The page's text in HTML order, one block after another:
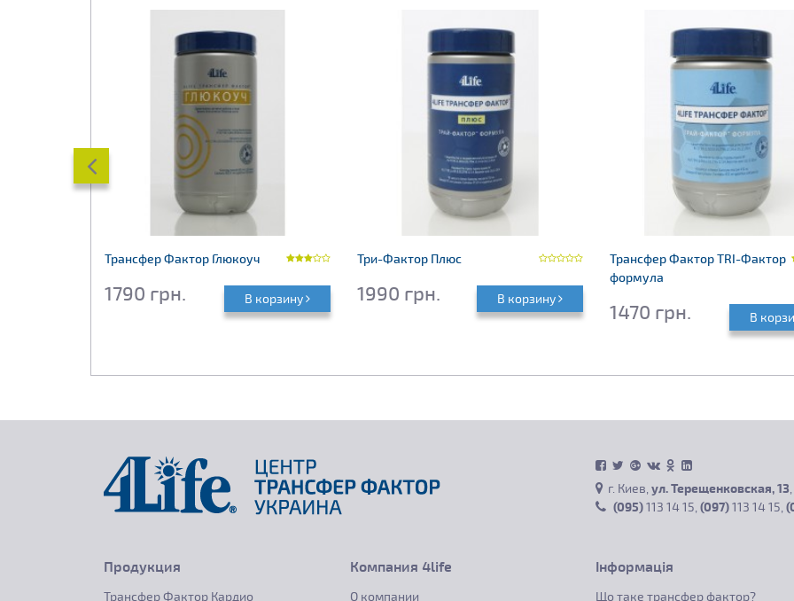
Трансфер Фактор Глюкоуч
1790 грн. В корзину
Три-Фактор Плюс
1990 грн. В корзину
Трансфер Фактор TRI-Фактор
формула
1470 грн. В

г. Киев, ул. Терещенковская, 13
(095)113 14 15 (097)113 14 15
Продукция
Трансфер Фактор Кардио
Компания 4life
О компании
Інформація
Що таке трансфер фактор?